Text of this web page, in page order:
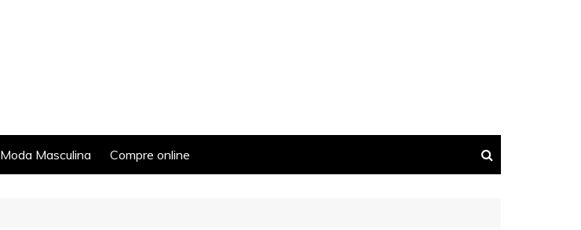
Moda Masculina Compre online